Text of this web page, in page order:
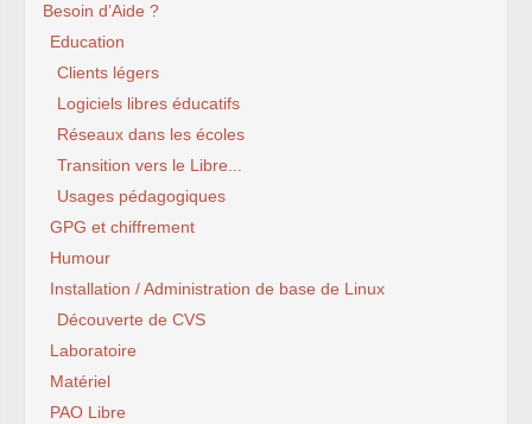
Besoin d’Aide ?
Education
Clients légers
Logiciels libres éducatifs
Réseaux dans les écoles
Transition vers le Libre...
Usages pédagogiques
GPG et chiffrement
Humour
Installation / Administration de base de Linux
Découverte de CVS
Laboratoire
Matériel
PAO Libre